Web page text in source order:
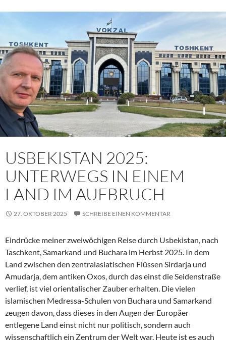
USBEKISTAN 2025:
UNTERWEGS IN EINEM
LAND IM AUFBRUCH
27. OKTOBER 2025 SCHREIBE EINEN KOMMENTAR
Eindrücke meiner zweiwöchigen Reise durch Usbekistan, nach
Taschkent, Samarkand und Buchara im Herbst 2025. In dem
Land zwischen den zentralasiatischen Flüssen Sirdarja und
Amudarja, dem antiken Oxos, durch das einst die Seidenstraße
verlief, ist viel orientalischer Zauber erhalten. Die vielen
islamischen Medressa-Schulen von Buchara und Samarkand
zeugen davon, dass dieses in den Augen der Europäer
entlegene Land einst nicht nur politisch, sondern auch
wissenschaftlich ein Zentrum der Welt war. Heute ist es auch